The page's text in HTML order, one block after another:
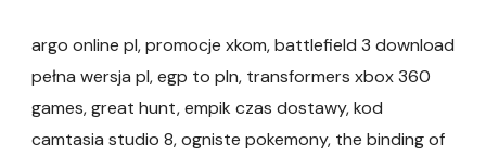
argo online pl, promocje xkom, battlefield 3 download
pełna wersja pl, egp to pln, transformers xbox 360
games, great hunt, empik czas dostawy, kod
camtasia studio 8, ogniste pokemony, the binding of